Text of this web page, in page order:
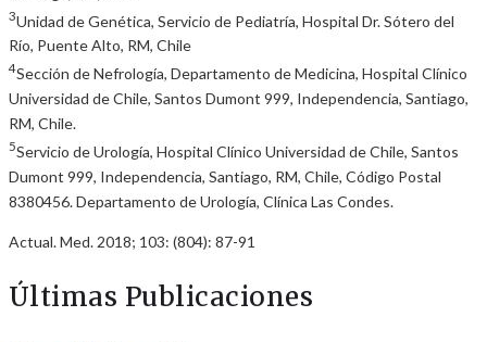
3Unidad de Genética, Servicio de Pediatría, Hospital Dr. Sótero del
Río, Puente Alto, RM, Chile
4Sección de Nefrología, Departamento de Medicina, Hospital Clínico
Universidad de Chile, Santos Dumont 999, Independencia, Santiago,
RM, Chile.
5Servicio de Urología, Hospital Clínico Universidad de Chile, Santos
Dumont 999, Independencia, Santiago, RM, Chile, Código Postal
8380456. Departamento de Urología, Clínica Las Condes.
Actual. Med. 2018; 103: (804): 87-91
Últimas Publicaciones